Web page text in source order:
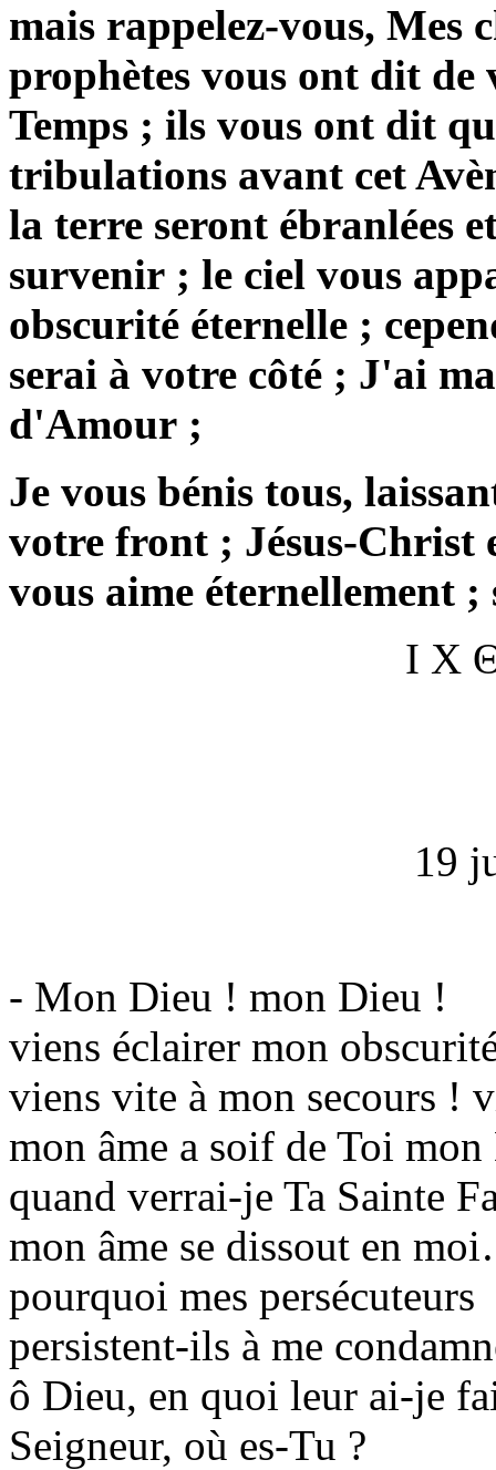
mais rappelez-vous, Mes
prophètes vous ont dit de
Temps ; ils vous ont dit
tribulations avant cet
la terre seront ébranlées
survenir ; le ciel vous
obscurité éternelle ;
serai à votre côté ; J'ai
d'Amour ;
Je vous bénis tous,
votre front ; Jésus-Christ
vous aime éternellement ;
Ι Χ
19
- Mon Dieu ! mon Dieu !
viens éclairer mon
viens vite à mon secours !
mon âme a soif de Toi
quand verrai-je Ta Sainte
mon âme se dissout en
pourquoi mes persécuteurs
persistent-ils à me
ô Dieu, en quoi leur ai-je
Seigneur, où es-Tu ?